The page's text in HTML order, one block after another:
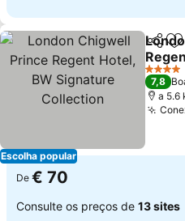
Escolha popular
Ver
4 Estrelas
7,8
a 5.6
De € 70
Consulte os preços de 13 sites